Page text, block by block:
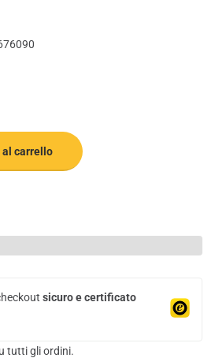
al carrello
sicuro e certificato
tutti gli ordini.